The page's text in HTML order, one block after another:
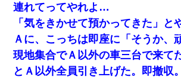
連れてってやれよ…
「気をきかせて預かってきた」と
Ａに、こっちは即座に「そうか、
現地集合でＡ以外の車三台で来て
とＡ以外全員引き上げた。即撤収。